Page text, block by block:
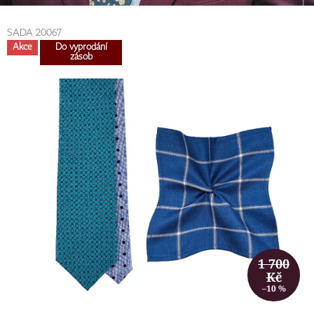
SADA 20067
Akce
Do vyprodání
zásob
1 700
Kč
–10 %